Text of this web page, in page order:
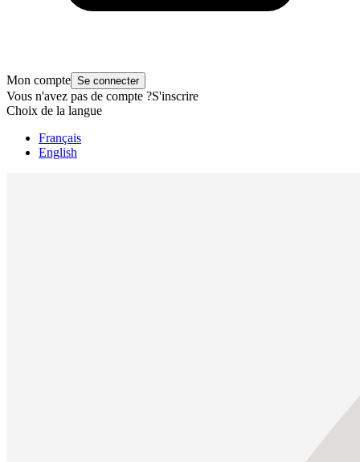
Mon compte Se connecter
Vous n'avez pas de compte ?S'inscrire
Choix de la langue
Français
English